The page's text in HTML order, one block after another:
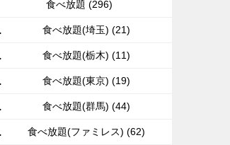
食べ放題 (296)
食べ放題(埼玉) (21)
食べ放題(栃木) (11)
食べ放題(東京) (19)
食べ放題(群馬) (44)
食べ放題(ファミレス) (62)